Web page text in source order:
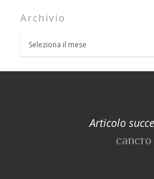
Archivio
Articolo
cancro